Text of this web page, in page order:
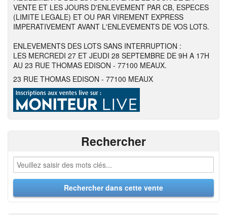
VENTE ET LES JOURS D'ENLEVEMENT PAR CB, ESPECES
(LIMITE LEGALE) ET OU PAR VIREMENT EXPRESS
IMPERATIVEMENT AVANT L'ENLEVEMENTS DE VOS LOTS.
ENLEVEMENTS DES LOTS SANS INTERRUPTION :
LES MERCREDI 27 ET JEUDI 28 SEPTEMBRE DE 9H A 17H
AU 23 RUE THOMAS EDISON - 77100 MEAUX.
23 RUE THOMAS EDISON - 77100 MEAUX
Rechercher